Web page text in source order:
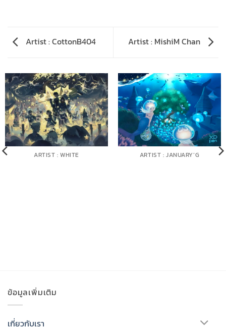
Artist : CottonB404 Artist : MishiM Chan
ARTIST : WHITE ARTIST : JANUARY’G
ข้อมูลเพิ่มเติม
เกี่ยวกับเรา